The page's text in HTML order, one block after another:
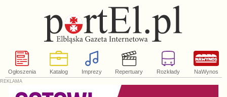
Ogłoszenia Katalog Imprezy Repertuary Rozkłady NaWynos